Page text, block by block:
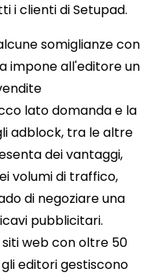
i clienti di Setupad.
somiglianze con
impone all'editore un
lato domanda e la
adblock, tra le altre
dei vantaggi,
volumi di traffico,
di negoziare una
pubblicitari.
web con oltre 50
editori gestiscono